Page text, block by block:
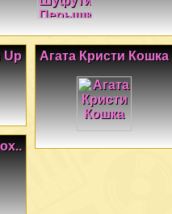
Агата Кристи Кошка
Up